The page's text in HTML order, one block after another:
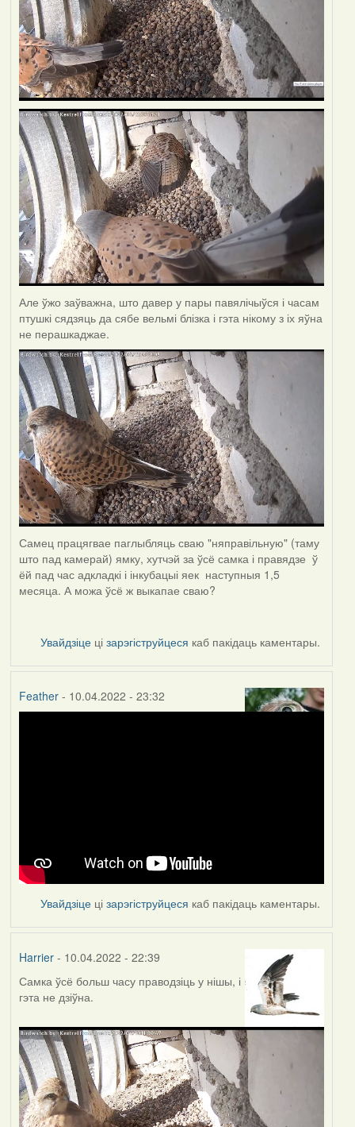
Але ўжо заўважна, што давер у пары павялічыўся і часам
птушкі сядзяць да сябе вельмі блізка і гэта нікому з іх яўна
не перашкаджае.
Самец працягвае паглыбляць сваю "няправільную" (таму
што пад камерай) ямку, хутчэй за ўсё самка і правядзе ў
ёй пад час адкладкі і інкубацыі яек наступныя 1,5
месяца. А можа ўсё ж выкапае сваю?
Увайдзіце цізарэгіструйцеся каб пакідаць каментары.
Feather- 10.04.2022 - 23:32
Увайдзіце цізарэгіструйцеся каб пакідаць каментары.
Harrier- 10.04.2022 - 22:39
Самка ўсё больш часу праводзіць у нішы, і
гэта не дзіўна.